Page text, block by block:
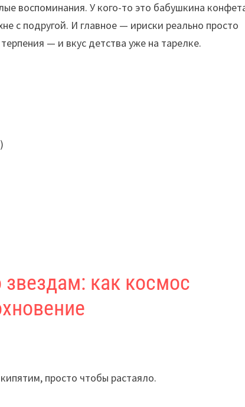
воспоминания. У кого-то это бабушкина
с подругой. И главное — ириски реально просто
— и вкус детства уже на тарелке.
как космос
просто чтобы растаяло.